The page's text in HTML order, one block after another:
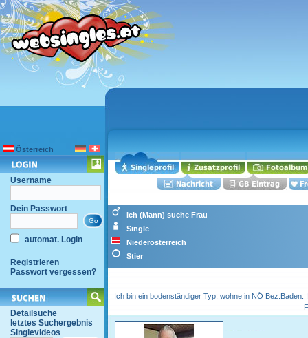
Österreich
Username
Dein Passwort
automat. Login
Registrieren
Passwort vergessen?
Detailsuche
letztes Suchergebnis
Singlevideos
Ich (Mann) suche Frau
Single
Niederösterreich
Stier
Ich bin ein bodenständiger Typ, wohne in NÖ